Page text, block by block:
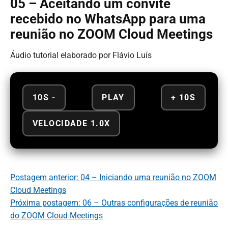
05 – Aceitando um convite
recebido no WhatsApp para uma
reunião no ZOOM Cloud Meetings
Áudio tutorial elaborado por Flávio Luís
10S - PLAY + 10S
VELOCIDADE 1.0X
Postagem anterior: 04 – Iniciando uma reunião no ZOOM
Cloud Meetings
Próxima postagem: 06 – Outras configurações de reunião
do ZOOM Cloud Meetings